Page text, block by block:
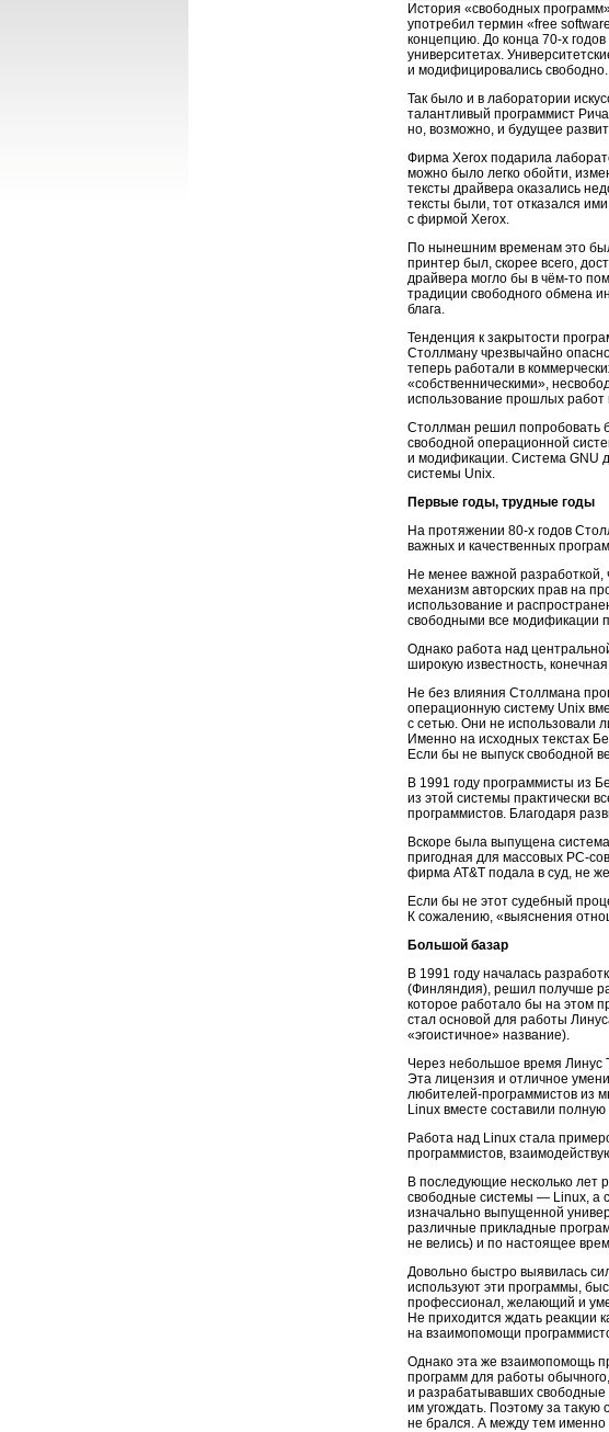
История «свободных
употребил термин «free
концепцию. До конца 70-х
университетах.
и модифицировались свободно.
Так было и в лаборатории
талантливый программист
но, возможно, и будущее
Фирма Xerox подарила
можно было легко обойти,
тексты драйвера оказались
тексты были, тот отказался
с фирмой Xerox.
По нынешним временам это
принтер был, скорее всего,
драйвера могло бы в чём-то
традиции свободного обмена
блага.
Тенденция к закрытости
Столлману чрезвычайно
теперь работали в
«собственническими»,
использование прошлых работ
Столлман решил попробовать
свободной операционной
и модификации. Система GNU
системы Unix.
Первые годы, трудные годы
На протяжении 80-х годов
важных и качественных
Не менее важной
механизм авторских прав на
использование и
свободными все модификации
Однако работа над
широкую известность,
Не без влияния Столлмана
операционную систему Unix
с сетью. Они не использовали
Именно на исходных текстах
Если бы не выпуск свободной
В 1991 году программисты из
из этой системы практически
программистов. Благодаря
Вскоре была выпущена
пригодная для массовых PC-
фирма AT&T подала в суд, не
Если бы не этот судебный
К сожалению, «выяснения
Большой базар
В 1991 году началась
(Финляндия), решил получше
которое работало бы на этом
стал основой для работы
«эгоистичное» название).
Через небольшое время Линус
Эта лицензия и отличное
любителей-программистов из
Linux вместе составили
Работа над Linux стала
программистов,
В последующие несколько лет
свободные системы — Linux, а
изначально выпущенной
различные прикладные
не велись) и по настоящее
Довольно быстро выявилась
используют эти программы,
профессионал, желающий и
Не приходится ждать реакции
на взаимопомощи
Однако эта же взаимопомощь
программ для работы
и разрабатывавших
им угождать. Поэтому за такую
не брался. А между тем